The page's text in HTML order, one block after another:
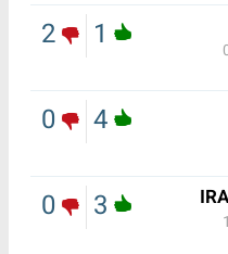
1
2
4
0
3
0